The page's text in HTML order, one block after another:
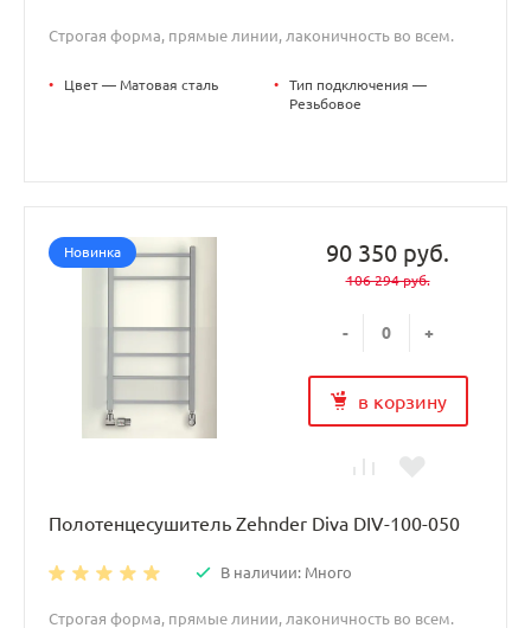
Строгая форма, прямые линии, лаконичность во всем.
• Цвет — Матовая сталь •
Тип подключения —
Резьбовое
Новинка 90 350 руб.
106 294 руб.
- +
в корзину
Полотенцесушитель Zehnder Diva DIV-100-050
В наличии: Много
Строгая форма, прямые линии, лаконичность во всем.